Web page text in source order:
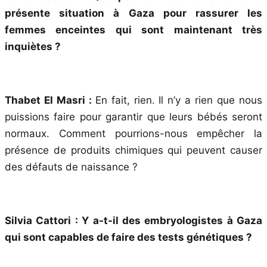
présente situation à Gaza pour rassurer les
femmes enceintes qui sont maintenant très
inquiètes ?
Thabet El Masri : En fait, rien. Il n’y a rien que nous
puissions faire pour garantir que leurs bébés seront
normaux. Comment pourrions-nous empêcher la
présence de produits chimiques qui peuvent causer
des défauts de naissance ?
Silvia Cattori : Y a-t-il des embryologistes à Gaza
qui sont capables de faire des tests génétiques ?